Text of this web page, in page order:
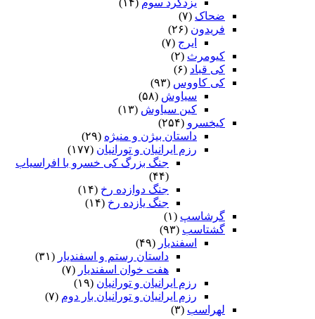
یزدگرد سوم (۱۴)
ضحاک (۷)
فریدون (۲۶)
ایرج (۷)
کیومرث (۲)
کی قباد (۶)
کی کاووس (۹۳)
سیاوش (۵۸)
کین سیاوش (۱۳)
کیخسرو (۲۵۴)
داستان بیژن و منیژه (۲۹)
رزم ایرانیان و تورانیان (۱۷۷)
جنگ بزرگ کی خسرو با افراسیاب
(۴۴)
جنگ دوازده رخ (۱۴)
جنگ یازده رخ (۱۴)
گرشاسپ (۱)
گشتاسب (۹۳)
اسفندیار (۴۹)
داستان رستم و اسفندیار (۳۱)
هفت خوان اسفندیار (۷)
رزم ایرانیان و تورانیان (۱۹)
رزم ایرانیان و تورانیان بار دوم (۷)
لهراسب (۳)